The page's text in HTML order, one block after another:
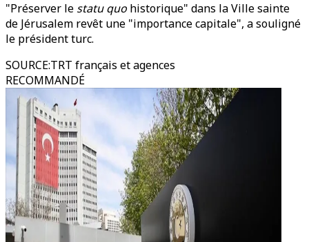
"Préserver le statu quo historique" dans la Ville sainte
de Jérusalem revêt une "importance capitale", a souligné
le président turc.
SOURCE:TRT français et agences
RECOMMANDÉ